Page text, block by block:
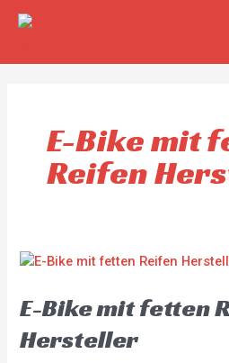
Inhalt
E-Bike mit
Reifen
E-Bike mit fetten
Hersteller
E-
mit
Reifen